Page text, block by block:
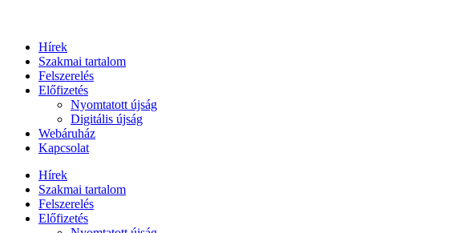
Hírek
Szakmai tartalom
Felszerelés
Előfizetés
Nyomtatott újság
Digitális újság
Webáruház
Kapcsolat
Hírek
Szakmai tartalom
Felszerelés
Előfizetés